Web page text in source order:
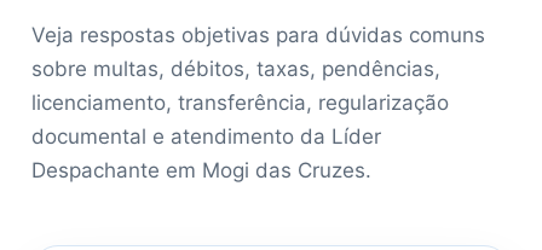
Veja respostas objetivas para dúvidas comuns
sobre multas, débitos, taxas, pendências,
licenciamento, transferência, regularização
documental e atendimento da Líder
Despachante em Mogi das Cruzes.